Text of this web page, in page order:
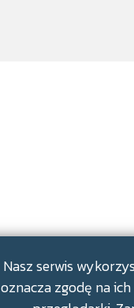
Nasz serwis
oznacza zgodę na